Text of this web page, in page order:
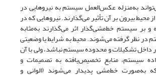
به‌منزله عکس‌العمل سیستم به نیروهایی در
محیط بیرون بر آن تأثیر می‌گذارند. نیروهایی که در
و بر سیستم خط‌مشی‌گذار اثر می‌گذارند به‌مثابه
در نظر گرفته می‌شوند. محیط به شرایط یا وضعیتی
داخل تشکیلات و محدوده سیستم نباشد، ولی با آن
سیستم، منابع تخصیص‌یافته به تصمیمات و
به‌صورت خط‌مشی پدیدار می‌شوند (الوانی و